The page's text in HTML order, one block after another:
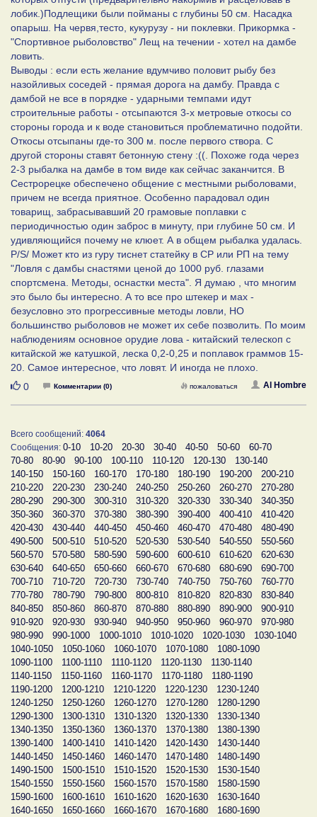
лобик.)Подлещики были пойманы с глубины 50 см. Насадка
опарыш. На червя,тесто, кукурузу - ни поклевки. Прикормка -
"Спортивное рыболовство" Лещ на течении - хотел на дамбе
ловить.
Выводы : если есть желание вдумчиво половит рыбу без
назойливых соседей - прямая дорога на дамбу. Правда с
дамбой не все в порядке - ударными темпами идут
строительные работы - отсыпаются 3-х метровые откосы со
стороны города и к воде становиться проблематично подойти.
Откосы отсыпаны где-то 300 м. после первого створа. С
другой стороны ставят бетонную стену :((. Похоже года через
2-3 рыбалка на дамбе в том виде как сейчас заканчится. В
Сестрорецке обеспечено общение с местными рыболовами,
причем не всегда приятное. Особенно парадовал один
товарищ, забрасывавший 20 грамовые поплавки с
периодичностью один заброс в минуту, при глубине 50 см. И
удивляющийся почему не клюет. А в общем рыбалка удалась.
P/S/ Может кто из гуру тиснет статейку в СР или РП на тему
"Ловля с дамбы снастями ценой до 1000 руб. глазами
спортсмена. Методы, оснастки места". Я думаю , что многим
это было бы интересно. А то все про штекер и мах -
безусловно это прогрессивные методы ловли, НО
большинство рыболовов не может их себе позволить. По моим
наблюдениям основное орудие лова - китайский телескоп с
китайской же катушкой, леска 0,2-0,25 и поплавок граммов 15-
20. Самое интересное, что ловят. И иногда не плохо.
Нравится
0 Комментарии (0) Al Hombre
пожаловаться
Всего сообщений: 4064
Сообщения: 0-10 10-20 20-30 30-40 40-50 50-60
60-70
70-80
80-90 90-100 100-110 110-120 120-130
130-140
140-150
150-160 160-170 170-180 180-190 190-200
200-210
210-220
220-230 230-240 240-250 250-260 260-270
270-280
280-290
290-300 300-310 310-320 320-330 330-340
340-350
350-360
360-370 370-380 380-390 390-400 400-410
410-420
420-430
430-440 440-450 450-460 460-470 470-480
480-490
490-500
500-510 510-520 520-530 530-540 540-550
550-560
560-570
570-580 580-590 590-600 600-610 610-620
620-630
630-640
640-650 650-660 660-670 670-680 680-690
690-700
700-710
710-720 720-730 730-740 740-750 750-760
760-770
770-780
780-790 790-800 800-810 810-820 820-830
830-840
840-850
850-860 860-870 870-880 880-890 890-900
900-910
910-920
920-930 930-940 940-950 950-960 960-970
970-980
980-990
990-1000 1000-1010 1010-1020 1020-1030
1030-1040
1040-1050
1050-1060 1060-1070 1070-1080
1080-1090
1090-1100
1100-1110 1110-1120 1120-1130
1130-1140
1140-1150
1150-1160 1160-1170 1170-1180
1180-1190
1190-1200
1200-1210 1210-1220 1220-1230
1230-1240
1240-1250
1250-1260 1260-1270 1270-1280
1280-1290
1290-1300
1300-1310 1310-1320 1320-1330
1330-1340
1340-1350
1350-1360 1360-1370 1370-1380
1380-1390
1390-1400
1400-1410 1410-1420 1420-1430
1430-1440
1440-1450
1450-1460 1460-1470 1470-1480
1480-1490
1490-1500
1500-1510 1510-1520 1520-1530
1530-1540
1540-1550
1550-1560 1560-1570 1570-1580
1580-1590
1590-1600
1600-1610 1610-1620 1620-1630
1630-1640
1640-1650
1650-1660 1660-1670 1670-1680
1680-1690